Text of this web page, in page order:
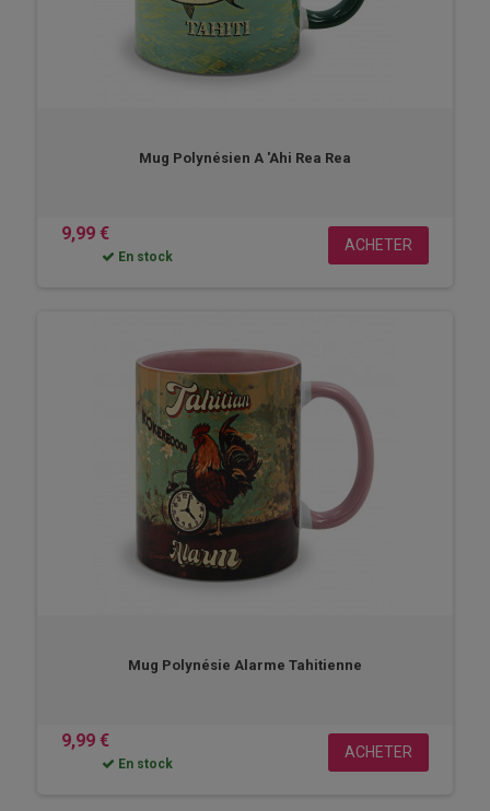
Mug Polynésien A 'Ahi Rea Rea
9,99 €
En stock
ACHETER
Mug Polynésie Alarme Tahitienne
9,99 €
En stock
ACHETER